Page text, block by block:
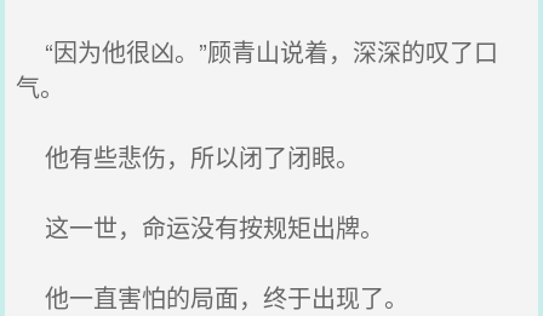
“因为他很凶。”顾青山说着，深深的叹了口
气。
他有些悲伤，所以闭了闭眼。
这一世，命运没有按规矩出牌。
他一直害怕的局面，终于出现了。